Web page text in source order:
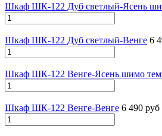
Шкаф ШК-122 Дуб светлый-Ясень
Шкаф ШК-122 Дуб светлый-Венге 6
Шкаф ШК-122 Венге-Ясень шимо
Шкаф ШК-122 Венге-Венге 6 490 руб